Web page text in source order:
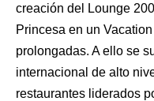
creación del Lounge
Princesa en un
prolongadas. A ello se
internacional de alto
restaurantes liderados